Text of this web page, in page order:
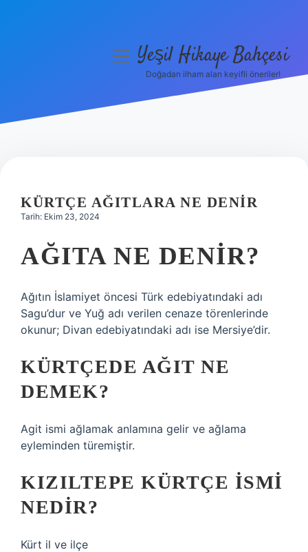
Hakkımızda
menüyüYeşil Hikaye Bahçesi
Doğadan ilham alan keyifli öneriler!
KÜRTÇE AĞITLARA NE DENIR
Tarih: Ekim 23, 2024
AĞITA NE DENIR?
Ağıtın İslamiyet öncesi Türk edebiyatındaki adı
Sagu’dur ve Yuğ adı verilen cenaze törenlerinde
okunur; Divan edebiyatındaki adı ise Mersiye’dir.
KÜRTÇEDE AĞIT NE
DEMEK?
Agit ismi ağlamak anlamına gelir ve ağlama
eyleminden türemiştir.
KIZILTEPE KÜRTÇE ISMI
NEDIR?
Kürt il ve ilçe